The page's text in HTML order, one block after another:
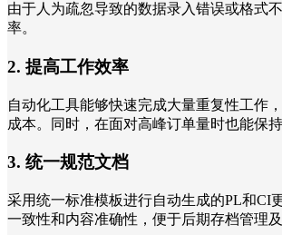
由于人为疏忽导致的数据录入错误或格式
率。
2. 提高工作效率
自动化工具能够快速完成大量重复性工作
成本。同时，在面对高峰订单量时也能保
3. 统一规范文档
采用统一标准模板进行自动生成的PL和CI
一致性和内容准确性，便于后期存档管理及